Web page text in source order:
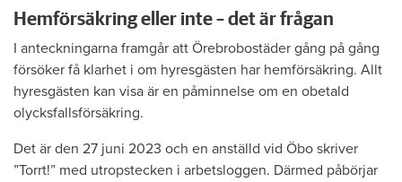
Hemförsäkring eller inte – det är frågan
I anteckningarna framgår att Örebrobostäder gång på gång
försöker få klarhet i om hyresgästen har hemförsäkring. Allt
hyresgästen kan visa är en påminnelse om en obetald
olycksfallsförsäkring.
Det är den 27 juni 2023 och en anställd vid Öbo skriver
”Torrt!” med utropstecken i arbetsloggen. Därmed påbörjar